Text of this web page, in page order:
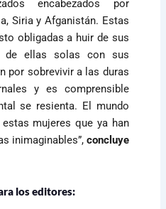
encabezados por
Siria y Afganistán. Estas
obligadas a huir de sus
de ellas solas con sus
por sobrevivir a las duras
y es comprensible
se resienta. El mundo
mujeres que ya han
inimaginables”, concluye
los editores: